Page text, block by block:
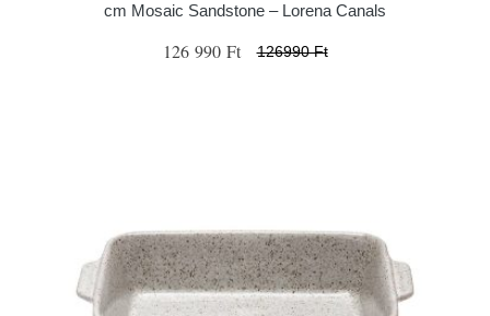
cm Mosaic Sandstone – Lorena Canals
126 990 Ft 126990 Ft